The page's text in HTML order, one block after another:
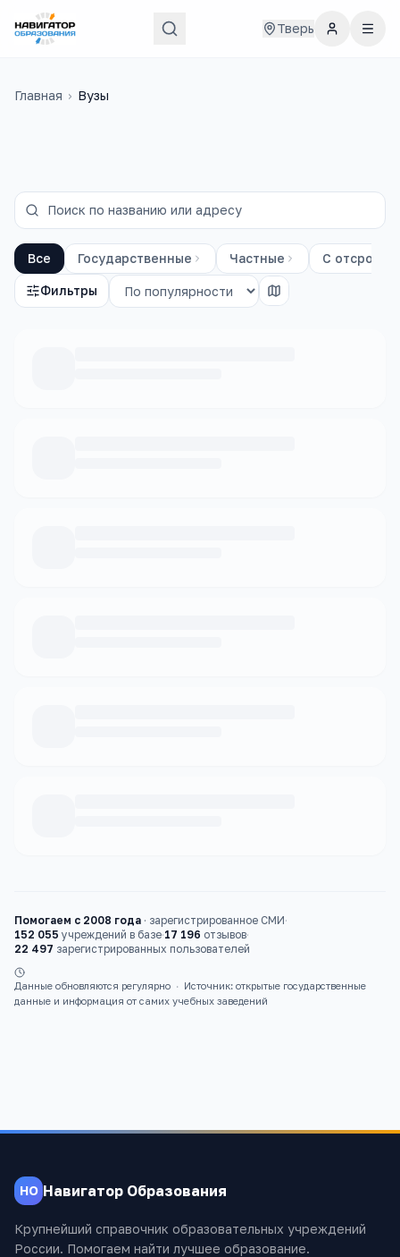
Тверь
Главная › Вузы
Все Государственные Частные С
Фильтры
Помогаем с 2008 года · зарегистрированное СМИ·
152 055 учреждений в базе·17 196 отзывов·
22 497 зарегистрированных пользователей
Данные обновляются регулярно ·
Источник: открытые государственные
данные и информация от самих учебных заведений
НО Навигатор Образования
Крупнейший справочник образовательных учреждений
России. Помогаем найти лучшее образование.